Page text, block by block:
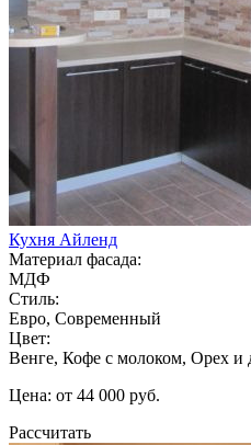
Кухня Айленд
Материал фасада:
МДФ
Стиль:
Евро, Современный
Цвет:
Венге, Кофе с молоком, Орех и
Цена: от 44 000 руб.
Рассчитать